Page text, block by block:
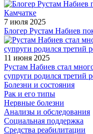
7 июля 2025
Блогер Рустам Набиев
11 июня 2025
Рустам Набиев стал
супруги родился третий
Болезни и состояния
Рак и его типы
Нервные болезни
Анализы и обследования
Социальная поддержка
Средства реабилитации